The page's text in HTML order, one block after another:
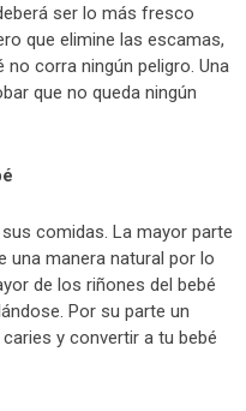
ser lo más fresco
que elimine las escamas,
no corra ningún peligro. Una
que no queda ningún
comidas. La mayor parte
una manera natural por lo
de los riñones del bebé
Por su parte un
y convertir a tu bebé